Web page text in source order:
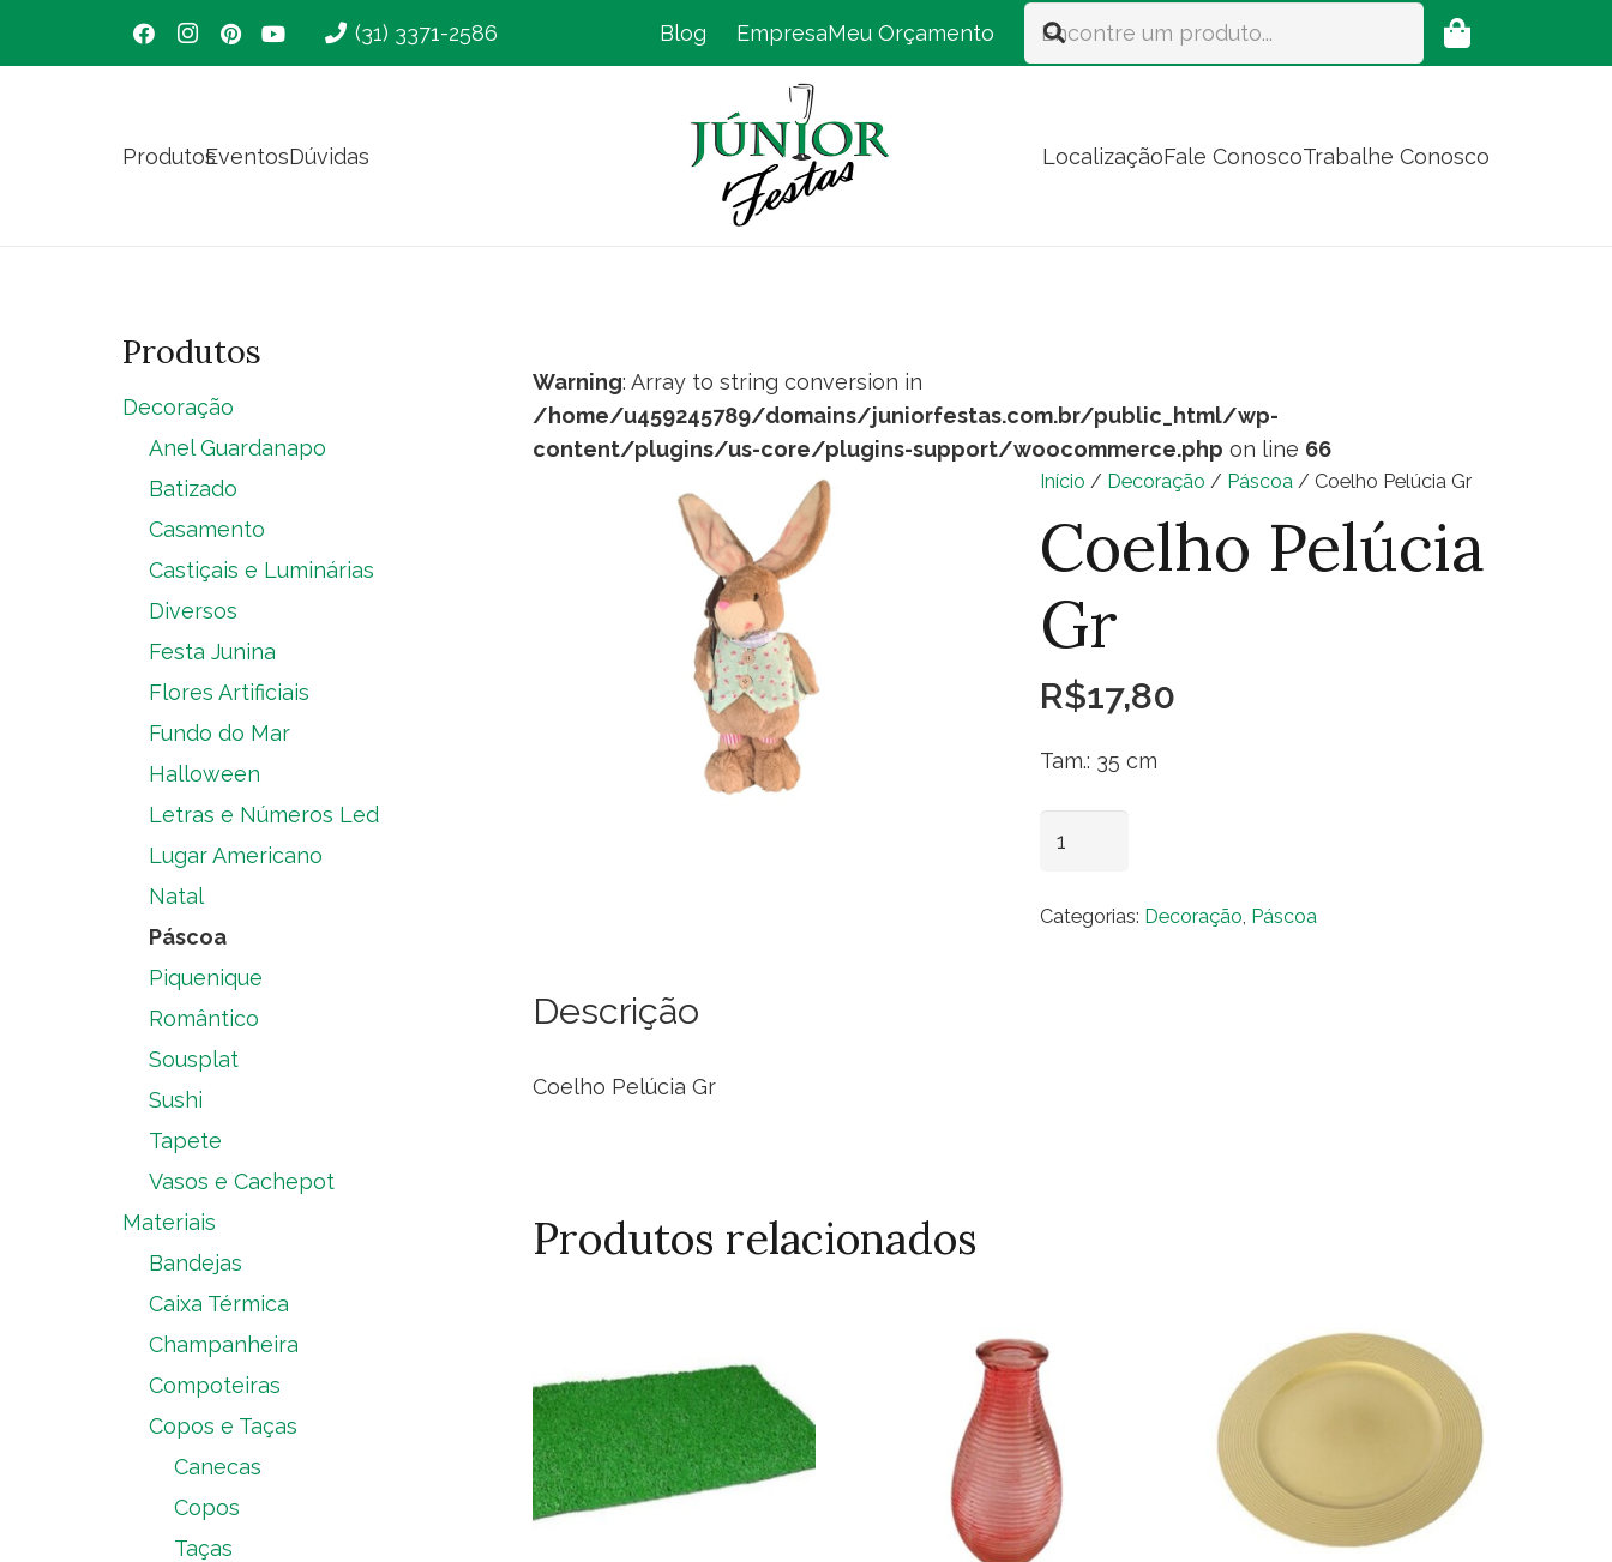
(31) 3371-2586 Blog EmpresaMeu Orçamento
ProdutosEventosDúvidas LocalizaçãoFale ConoscoTrabalhe Conosco
Warning: Array to string conversion in
/home/u459245789/domains/juniorfestas.com.br/public_html/wp-
content/plugins/us-core/plugins-support/woocommerce.php on line 66
Início / Decoração / Páscoa/ Coelho Pelúcia Gr
Coelho Pelúcia
Gr
R$17,80
Tam.: 35 cm
quantidade
Categorias: Decoração Páscoa
Descrição
Coelho Pelúcia Gr
Produtos relacionados
Produtos
Decoração
Anel Guardanapo
Batizado
Casamento
Castiçais e Luminárias
Diversos
Festa Junina
Flores Artificiais
Fundo do Mar
Halloween
Letras e Números Led
Lugar Americano
Natal
Páscoa
Piquenique
Romântico
Sousplat
Sushi
Tapete
Vasos e Cachepot
Materiais
Bandejas
Caixa Térmica
Champanheira
Compoteiras
Copos e Taças
Canecas
Copos
Taças